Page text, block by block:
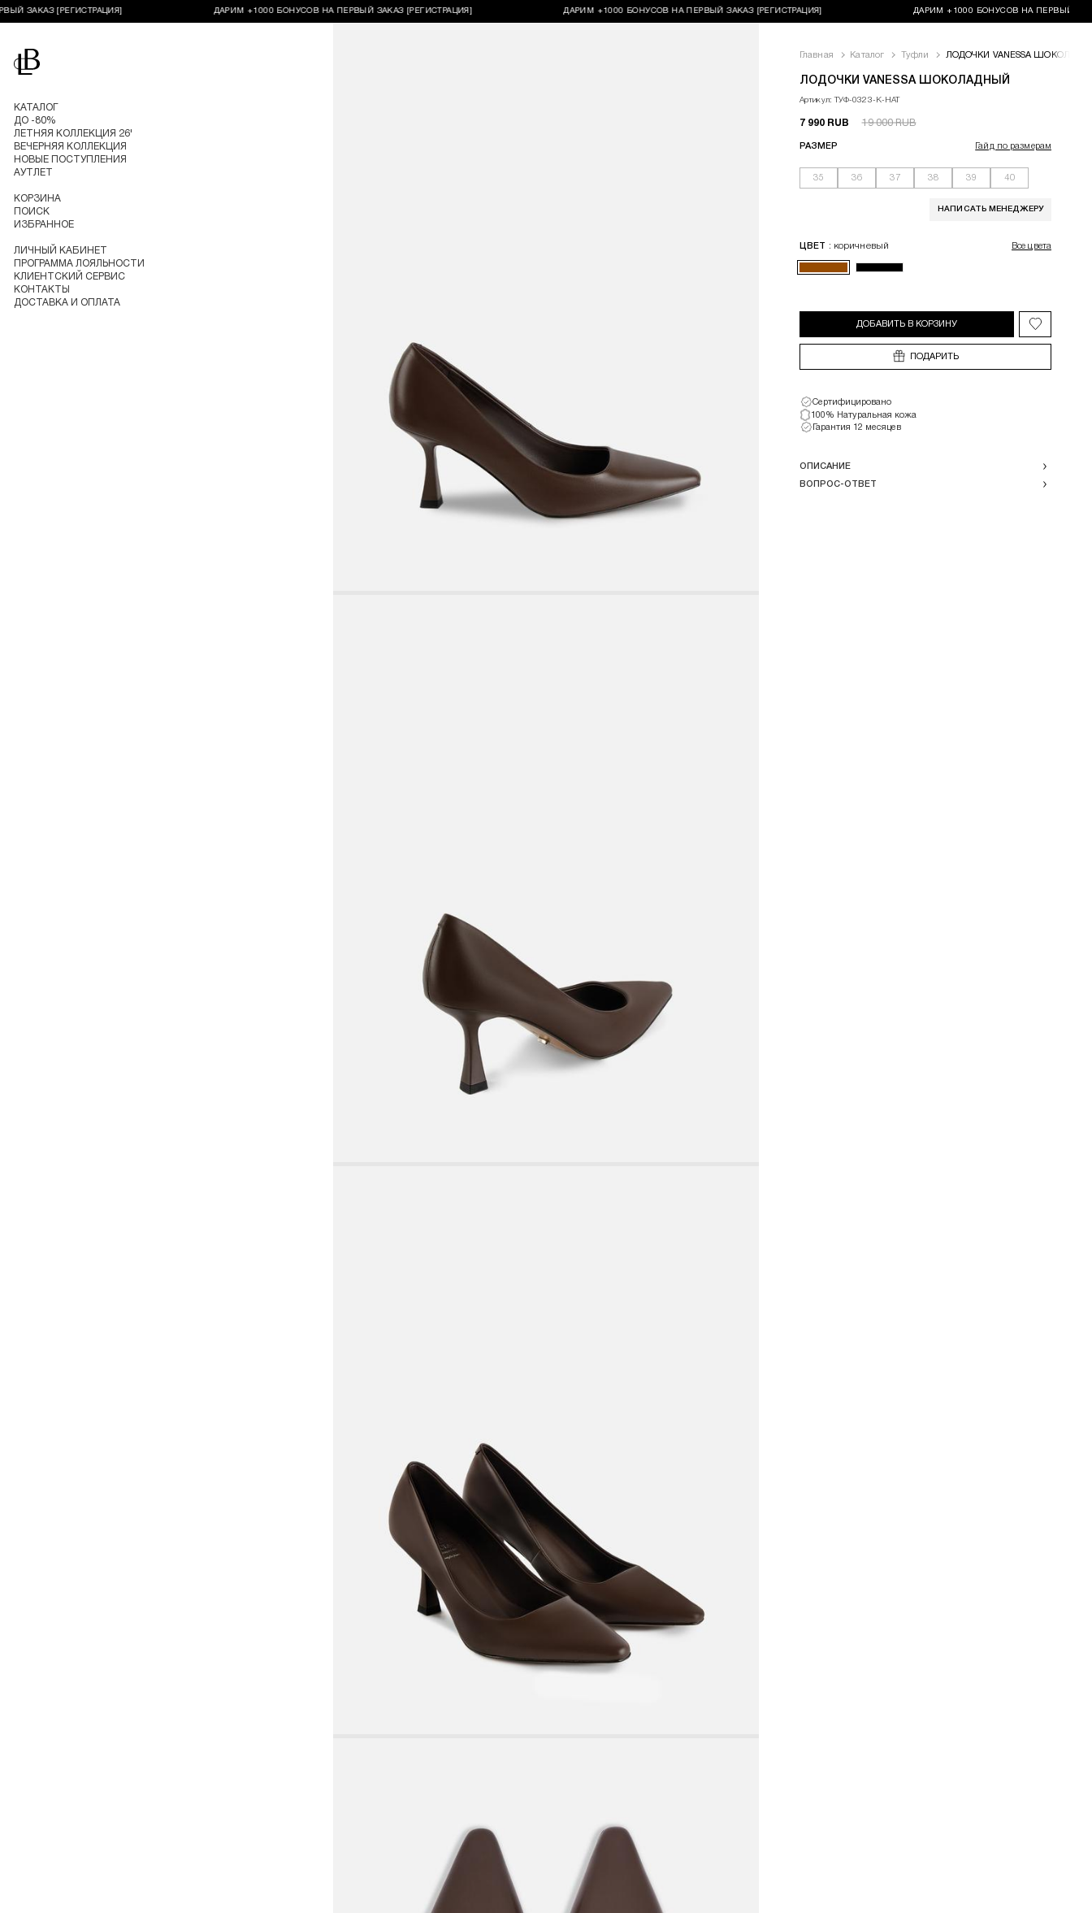
[РЕГИСТРАЦИЯ] ДАРИМ +1000 БОНУСОВ НА ПЕРВЫЙ ЗАКАЗ [РЕГИСТРАЦИЯ] ДАРИМ +1000 БОНУСОВ НА ПЕРВЫЙ ЗАКАЗ [РЕГИСТРАЦИЯ] ДАРИМ +1000 БОНУСОВ НА ПЕРВЫЙ ЗАКАЗ
Перейти на главную
КАТАЛОГ
ДО -80%
ЛЕТНЯЯ КОЛЛЕКЦИЯ 26'
ВЕЧЕРНЯЯ КОЛЛЕКЦИЯ
НОВЫЕ ПОСТУПЛЕНИЯ
АУТЛЕТ
КОРЗИНА
ПОИСК
ИЗБРАННОЕ
ЛИЧНЫЙ КАБИНЕТ
ПРОГРАММА ЛОЯЛЬНОСТИ
КЛИЕНТСКИЙ СЕРВИС
КОНТАКТЫ
ДОСТАВКА И ОПЛАТА
Главная Каталог Туфли ЛОДОЧКИ VANESSA
ЛОДОЧКИ VANESSA ШОКОЛАДНЫЙ
<p>Изящные лодочки&nbsp;VANESSA из натуральной кожи
Артикул: ТУФ-0323-К-НАТ
7 990 RUB 19 000 RUB
РАЗМЕР Гайд по размерам
35 36 37 38 39 40
НАПИСАТЬ МЕНЕДЖЕРУ
ЦВЕТ : коричневый Все цвета
ДОБАВИТЬ В КОРЗИНУ Добавить в
ПОДАРИТЬ
Сертифицировано
100% Натуральная кожа
Гарантия 12 месяцев
ОПИСАНИЕ
ВОПРОС-ОТВЕТ